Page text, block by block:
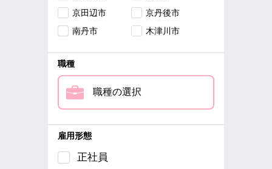
京田辺市
京丹後市
南丹市
木津川市
職種
職種の選択
雇用形態
正社員